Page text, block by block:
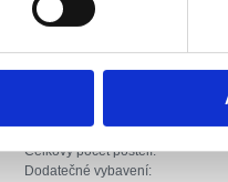
Pomocné postele (počet):
Celkový počet postelí:
Dodatečné vybavení: